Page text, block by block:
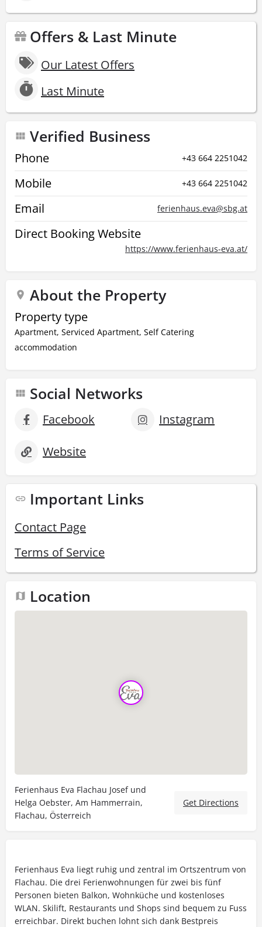
Offers & Last Minute
Our Latest Offers
Last Minute
Verified Business
Phone +43 664 2251042
Mobile +43 664 2251042
Email ferienhaus.eva@sbg.at
Direct Booking Website
https://www.ferienhaus-eva.at/
About the Property
Property type
Apartment, Serviced Apartment, Self Catering
accommodation
Social Networks
Facebook Instagram
Website
Important Links
Contact Page
Terms of Service
Location
Ferienhaus Eva Flachau Josef und
Helga Oebster, Am Hammerrain,
Flachau, Österreich
Get Directions
Ferienhaus Eva liegt ruhig und zentral im Ortszentrum von
Flachau. Die drei Ferienwohnungen für zwei bis fünf
Personen bieten Balkon, Wohnküche und kostenloses
WLAN. Skilift, Restaurants und Shops sind bequem zu Fuss
erreichbar. Direkt buchen lohnt sich dank Bestpreis